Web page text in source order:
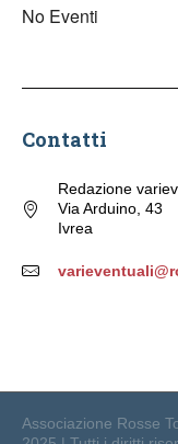
No Eventi
Contatti
Redazione
Via Arduino, 43
Ivrea
Associazione Rosse